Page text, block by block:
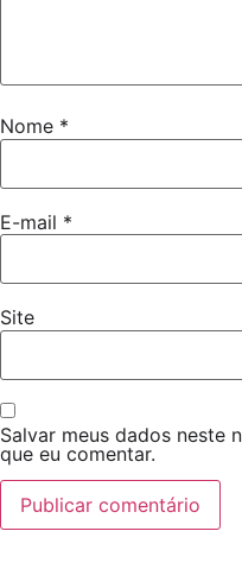
Nome *
E-mail *
Site
Salvar meus dados neste
que eu comentar.